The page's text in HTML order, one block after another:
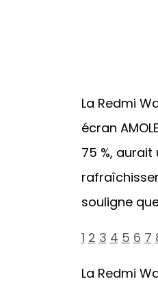
La Redmi
écran
75 %,
souligne
1 2 3 4 5 6 7
La Redmi